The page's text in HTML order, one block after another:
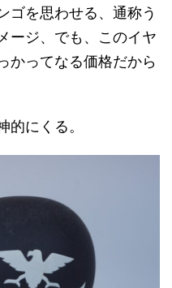
ゴを思わせる、通称う
ージ、でも、このイヤ
かってなる価格だから
的にくる。